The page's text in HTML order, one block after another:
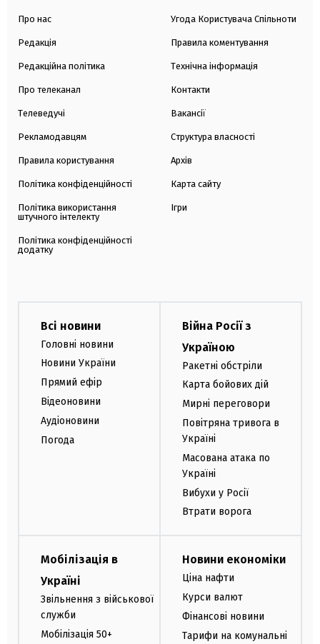
Про нас
Редакція
Редакційна політика
Про телеканал
Телеведучі
Рекламодавцям
Правила користування
Політика конфіденційності
Політика використання
штучного інтелекту
Політика конфіденційності
додатку
Угода Користувача Спільноти
Правила коментування
Технічна інформація
Контакти
Вакансії
Структура власності
Архів
Карта сайту
Ігри
Всі новини
Головні новини
Новини України
Прямий ефір
Відеоновини
Аудіоновини
Погода
Війна Росії з
Україною
Ракетні обстріли
Карта бойових дій
Мирні переговори
Повітряна тривога в
Україні
Масована атака по
Україні
Вибухи у Росії
Втрати ворога
Мобілізація в
Україні
Звільнення з військової
служби
Мобілізація 50+
Новини економіки
Ціна нафти
Курси валют
Фінансові новини
Тарифи на комунальні